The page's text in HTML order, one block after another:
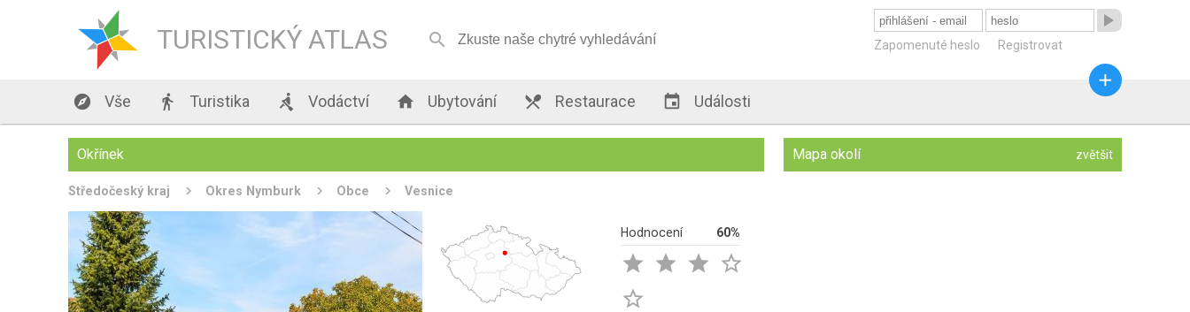
TURISTICKÝ ATLAS 

Zapomenuté heslo Registrovat
 Vše  Turistika  Vodáctví  Ubytování  Restaurace  Události

Okřínek
Středočeský kraj Okres Nymburk Obce Vesnice
Hodnocení 60%
   

Mapa okolí zvětšit